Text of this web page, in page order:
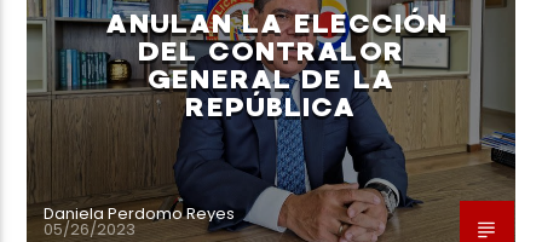
ANULAN LA ELECCIÓN
DEL CONTRALOR
GENERAL DE LA
REPÚBLICA
Daniela Perdomo Reyes
05/26/2023